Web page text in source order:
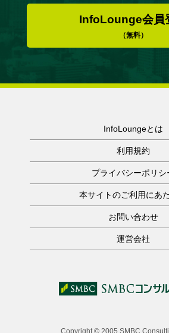
InfoLounge会員
（無料）
InfoLoungeとは
利用規約
プライバシーポリシ
本サイトのご利用にあ
お問い合わせ
運営会社
Copyright © 2005 SMBC